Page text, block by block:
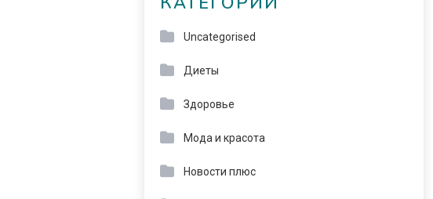
Uncategorised
Диеты
Здоровье
Мода и красота
Новости плюс